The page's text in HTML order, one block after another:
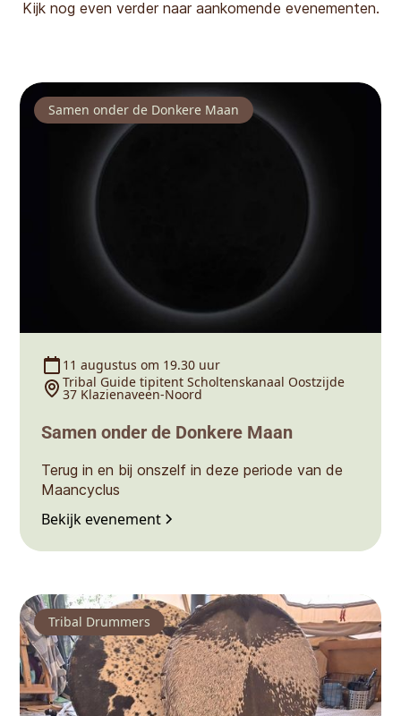
Kijk nog even verder naar aankomende evenementen.
Samen onder de Donkere Maan
11 augustus om 19.30 uur
Tribal Guide tipitent Scholtenskanaal Oostzijde
37 Klazienaveen-Noord
Samen onder de Donkere Maan
Terug in en bij onszelf in deze periode van de
Maancyclus
Bekijk evenement
Tribal Drummers